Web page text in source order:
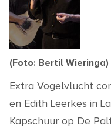
(Foto: Bertil Wieringa)
Extra Vogelvlucht
en Edith Leerkes in
Kapschuur op De